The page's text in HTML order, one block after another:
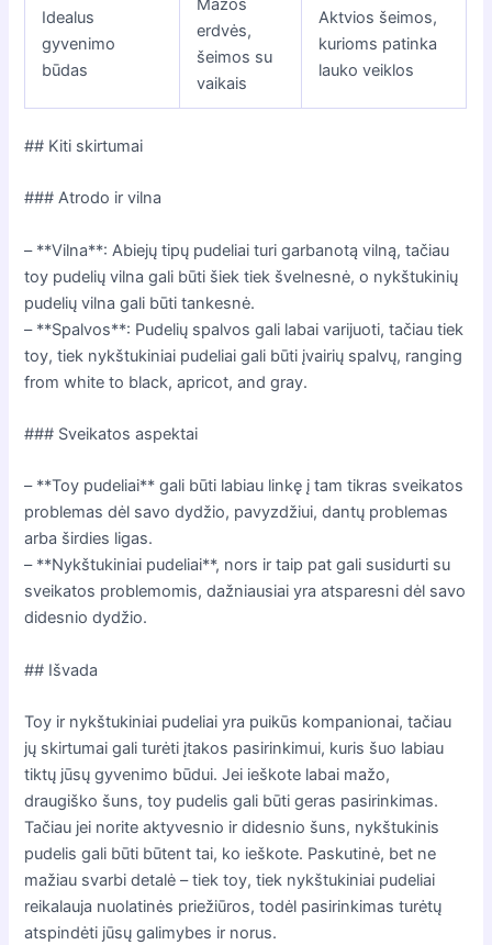
Idealus
gyvenimo
būdas
Mažos
erdvės,
šeimos su
vaikais
Aktvios šeimos,
kurioms patinka
lauko veiklos
## Kiti skirtumai
### Atrodo ir vilna
– **Vilna**: Abiejų tipų pudeliai turi garbanotą vilną, tačiau
toy pudelių vilna gali būti šiek tiek švelnesnė, o nykštukinių
pudelių vilna gali būti tankesnė.
– **Spalvos**: Pudelių spalvos gali labai varijuoti, tačiau tiek
toy, tiek nykštukiniai pudeliai gali būti įvairių spalvų, ranging
from white to black, apricot, and gray.
### Sveikatos aspektai
– **Toy pudeliai** gali būti labiau linkę į tam tikras sveikatos
problemas dėl savo dydžio, pavyzdžiui, dantų problemas
arba širdies ligas.
– **Nykštukiniai pudeliai**, nors ir taip pat gali susidurti su
sveikatos problemomis, dažniausiai yra atsparesni dėl savo
didesnio dydžio.
## Išvada
Toy ir nykštukiniai pudeliai yra puikūs kompanionai, tačiau
jų skirtumai gali turėti įtakos pasirinkimui, kuris šuo labiau
tiktų jūsų gyvenimo būdui. Jei ieškote labai mažo,
draugiško šuns, toy pudelis gali būti geras pasirinkimas.
Tačiau jei norite aktyvesnio ir didesnio šuns, nykštukinis
pudelis gali būti būtent tai, ko ieškote. Paskutinė, bet ne
mažiau svarbi detalė – tiek toy, tiek nykštukiniai pudeliai
reikalauja nuolatinės priežiūros, todėl pasirinkimas turėtų
atspindėti jūsų galimybes ir norus.